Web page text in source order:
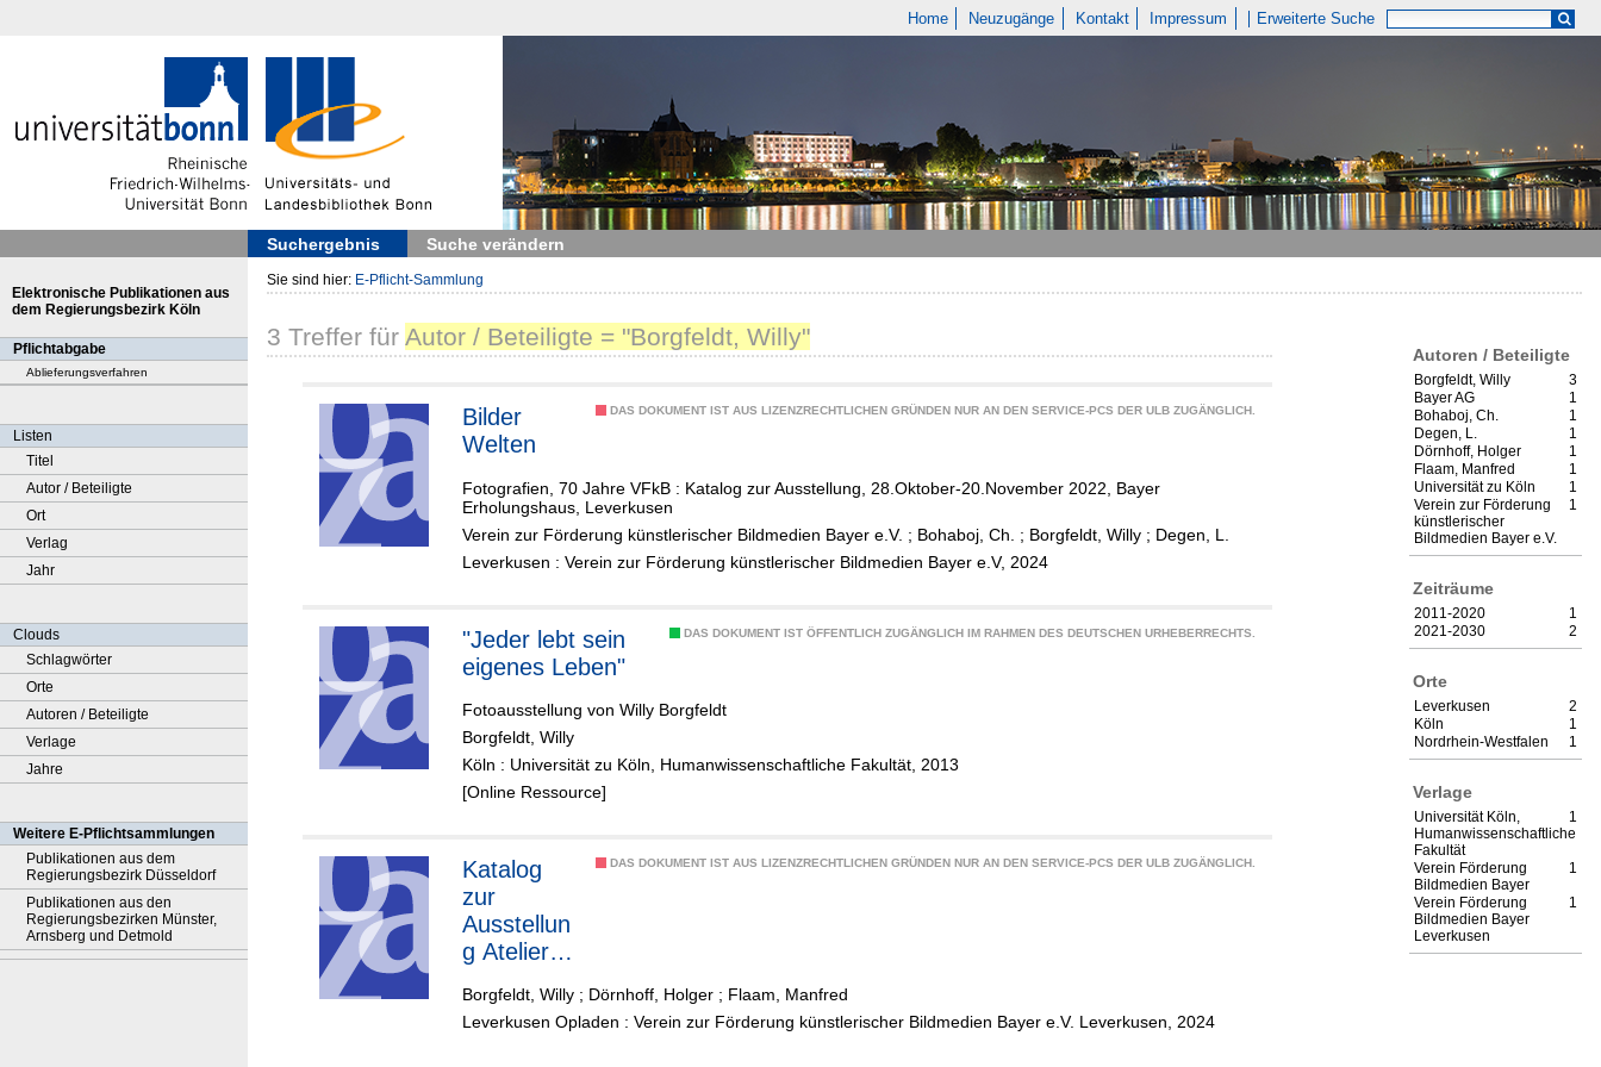
Home Neuzugänge Kontakt Impressum Erweiterte Suche
Suchergebnis Suche verändern
Elektronische Publikationen aus
dem Regierungsbezirk Köln
Pflichtabgabe
Ablieferungsverfahren
Listen
Titel
Autor / Beteiligte
Ort
Verlag
Jahr
Clouds
Schlagwörter
Orte
Autoren / Beteiligte
Verlage
Jahre
Weitere E-Pflichtsammlungen
Publikationen aus dem
Regierungsbezirk Düsseldorf
Publikationen aus den
Regierungsbezirken Münster,
Arnsberg und Detmold
Sie sind hier: E-Pflicht-Sammlung
Autoren / Beteiligte
3
Borgfeldt, Willy
1
Bayer AG
1
Bohaboj, Ch.
1
Degen, L.
1
Dörnhoff, Holger
1
Flaam, Manfred
1
Universität zu Köln
1
Verein zur Förderung
künstlerischer
Bildmedien Bayer e.V.
Zeiträume
1
2011-2020
2
2021-2030
Orte
2
Leverkusen
1
Köln
1
Nordrhein-Westfalen
Verlage
1
Universität Köln,
Humanwissenschaftliche
Fakultät
1
Verein Förderung
Bildmedien Bayer
1
Verein Förderung
Bildmedien Bayer
Leverkusen
3 Treffer für Autor / Beteiligte = "Borgfeldt, Willy"
DAS DOKUMENT IST AUS LIZENZRECHTLICHEN GRÜNDEN NUR AN DEN SERVICE-PCS DER ULB ZUGÄNGLICH.
Bilder
Welten
Fotografien, 70 Jahre VFkB : Katalog zur Ausstellung, 28.Oktober-20.November 2022, Bayer
Erholungshaus, Leverkusen
Verein zur Förderung künstlerischer Bildmedien Bayer e.V. ; Bohaboj, Ch. ; Borgfeldt, Willy ; Degen, L.
Leverkusen : Verein zur Förderung künstlerischer Bildmedien Bayer e.V, 2024
DAS DOKUMENT IST ÖFFENTLICH ZUGÄNGLICH IM RAHMEN DES DEUTSCHEN URHEBERRECHTS.
"Jeder lebt sein
eigenes Leben"
Fotoausstellung von Willy Borgfeldt
Borgfeldt, Willy
Köln : Universität zu Köln, Humanwissenschaftliche Fakultät, 2013
[Online Ressource]
DAS DOKUMENT IST AUS LIZENZRECHTLICHEN GRÜNDEN NUR AN DEN SERVICE-PCS DER ULB ZUGÄNGLICH.
Katalog
zur
Ausstellun
g Atelier
(Opladen
und
Borgfeldt, Willy ; Dörnhoff, Holger ; Flaam, Manfred
Leverkusen Opladen : Verein zur Förderung künstlerischer Bildmedien Bayer e.V. Leverkusen, 2024